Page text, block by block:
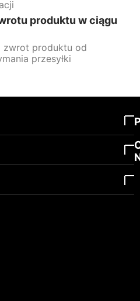
produktu w ciągu
zwrot produktu od
przesyłki